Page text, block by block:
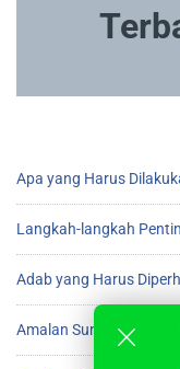
Apa yang Harus
Langkah-langkah
Adab yang Harus
Amalan Sunnah Setelah